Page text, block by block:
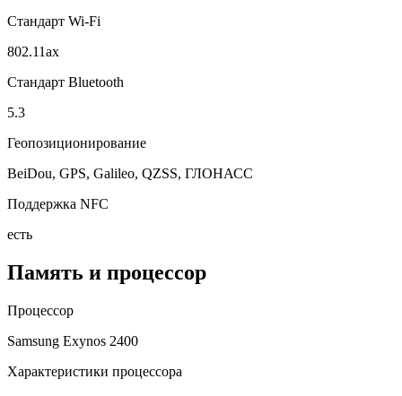
Стандарт Wi-Fi
802.11ax
Стандарт Bluetooth
5.3
Геопозиционирование
BeiDou, GPS, Galileo, QZSS, ГЛОНАСС
Поддержка NFC
есть
Память и процессор
Процессор
Samsung Exynos 2400
Характеристики процессора